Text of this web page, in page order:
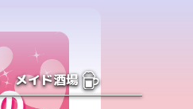
メイド酒場